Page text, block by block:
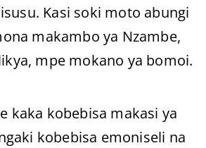
Kasi soki moto abungi
makambo ya Nzambe,
mpe mokano ya bomoi.
kaka kobebisa makasi ya
kobebisa emoniseli na